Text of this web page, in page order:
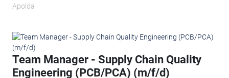
Apolda
Team Manager - Supply Chain Quality
Engineering (PCB/PCA) (m/f/d)